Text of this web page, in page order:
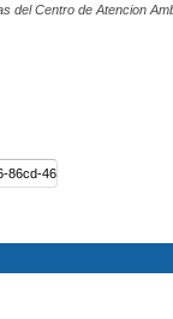
del Centro de Atencion